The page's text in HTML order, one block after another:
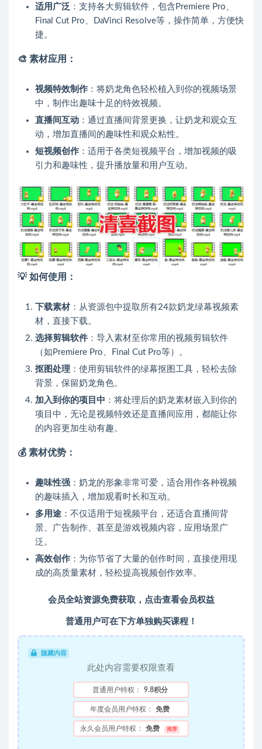
适用广泛 ：支持各大剪辑软件，包含Premiere Pro、
Final Cut Pro、DaVinci Resolve等，操作简单，方便快
捷。
🎨 素材应用：
视频特效制作 ：将奶龙角色轻松植入到你的视频场景
中，制作出趣味十足的特效视频。
直播间互动 ：通过直播间背景更换，让奶龙和观众互
动，增加直播间的趣味性和观众粘性。
短视频创作 ：适用于各类短视频平台，增加视频的吸
引力和趣味性，提升播放量和用户互动。
💡 如何使用：
下载素材：从资源包中提取所有24款奶龙绿幕视频素
材，直接下载。
选择剪辑软件 ：导入素材至你常用的视频剪辑软件
（如Premiere Pro、Final Cut Pro等）。
抠图处理 ：使用剪辑软件的绿幕抠图工具，轻松去除
背景，保留奶龙角色。
加入到你的项目中 ：将处理后的奶龙素材嵌入到你的
项目中，无论是视频特效还是直播间应用，都能让你
的内容更加生动有趣。
💰 素材优势：
趣味性强 ：奶龙的形象非常可爱，适合用作各种视频
的趣味插入，增加观看时长和互动。
多用途 ：不仅适用于短视频平台，还适合直播间背
景、广告制作、甚至是游戏视频内容，应用场景广
泛。
高效创作 ：为你节省了大量的创作时间，直接使用现
成的高质量素材，轻松提高视频创作效率。
会员全站资源免费获取，点击查看会员权益
普通用户可在下方单独购买课程！
隐藏内容
此处内容需要权限查看
普通用户特权： 9.8积分
年度会员用户特权： 免费
永久会员用户特权： 免费 推荐